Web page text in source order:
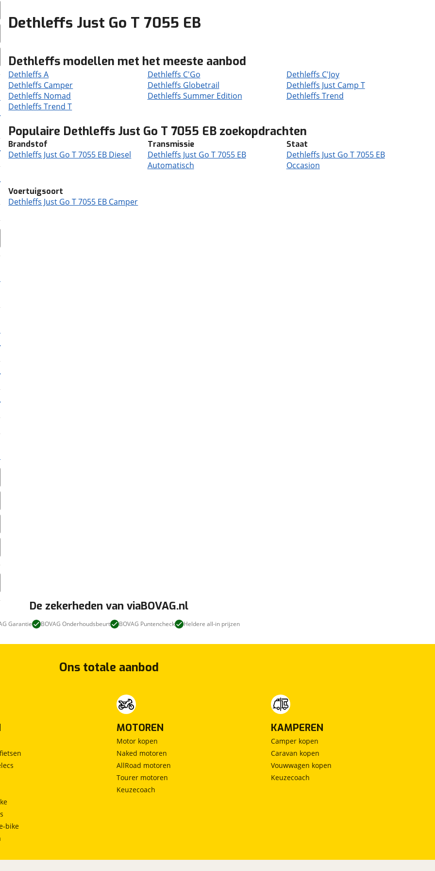
Dethleffs Just Go T 7055 EB
Dethleffs modellen met het meeste aanbod
Dethleffs A Dethleffs C'Go
Dethleffs C'Joy
Dethleffs Camper
Dethleffs Globetrail
Dethleffs Just Camp T
Dethleffs Nomad
Dethleffs Summer Edition
Dethleffs Trend
Dethleffs Trend T
Populaire Dethleffs Just Go T 7055 EB zoekopdrachten
Brandstof
Dethleffs Just Go T 7055 EB Diesel
Transmissie
Dethleffs Just Go T 7055 EB
Automatisch
Staat
Dethleffs Just Go T 7055 EB
Occasion
Voertuigsoort
Dethleffs Just Go T 7055 EB Camper
De zekerheden van viaBOVAG.nl
Garantie BOVAG Onderhoudsbeurt BOVAG Puntencheck Heldere all-in prijzen
Ons totale aanbod
bike
MOTOREN
Motor kopen
Naked motoren
AllRoad motoren
Tourer motoren
Keuzecoach
KAMPEREN
Camper kopen
Caravan kopen
Vouwwagen kopen
Keuzecoach